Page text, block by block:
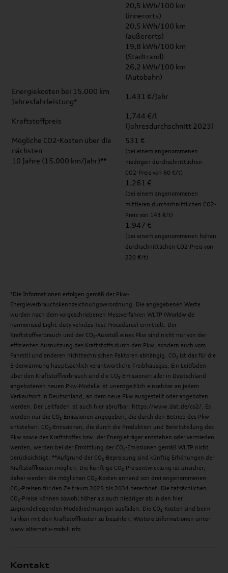
20,5 kWh/100 km
(innerorts)
20,5 kWh/100 km
(außerorts)
19,8 kWh/100 km
(Stadtrand)
26,2 kWh/100 km
(Autobahn)
Energiekosten bei 15.000 km
Jahresfahrleistung*
1.431 €/Jahr
Kraftstoffpreis
1,744 €/l
(Jahresdurchschnitt 2023)
Mögliche CO2-Kosten über die
nächsten
10 Jahre (15.000 km/Jahr)**
531 €
(bei einem angenommenen
niedrigen durchschnittlichen
CO2-Preis von 60 €/t)
1.261 €
(bei einem angenommenen
mittleren durchschnittlichen CO2-
Preis von 143 €/t)
1.947 €
(bei einem angenommenen hohen
durchschnittlichen CO2-Preis von
220 €/t)
*Die Informationen erfolgen gemäß der Pkw-
Energieverbrauchskennzeichnungsverordnung. Die angegebenen Werte
wurden nach dem vorgeschriebenen Messverfahren WLTP (Worldwide
harmonised Light-duty vehicles Test Procedures) ermittelt. Der
Kraftstoffverbrauch und der CO₂-Ausstoß eines Pkw sind nicht nur von der
effizienten Ausnutzung des Kraftstoffs durch den Pkw, sondern auch vom
Fahrstil und anderen nichttechnischen Faktoren abhängig. CO₂ ist das für die
Erderwärmung hauptsächlich verantwortliche Treibhausgas. Ein Leitfaden
über den Kraftstoffverbrauch und die CO₂-Emissionen aller in Deutschland
angebotenen neuen Pkw-Modelle ist unentgeltlich einsehbar an jedem
Verkaufsort in Deutschland, an dem neue Pkw ausgestellt oder angeboten
werden. Der Leitfaden ist auch hier abrufbar: https://www.dat.de/co2/. Es
werden nur die CO₂-Emissionen angegeben, die durch den Betrieb des Pkw
entstehen. CO₂-Emissionen, die durch die Produktion und Bereitstellung des
Pkw sowie des Kraftstoffes bzw. der Energieträger entstehen oder vermieden
werden, werden bei der Ermittlung der CO₂-Emissionen gemäß WLTP nicht
berücksichtigt. **Aufgrund der CO₂-Bepreisung sind künftig Erhöhungen der
Kraftstoffkosten möglich. Die künftige CO₂-Preisentwicklung ist unsicher,
daher werden die möglichen CO₂-Kosten anhand von drei angenommenen
CO₂-Preisen für den Zeitraum 2025 bis 2034 berechnet. Die tatsächlichen
CO₂-Preise können sowohl höher als auch niedriger als in den hier
zugrundeliegenden Modellrechnungen ausfallen. Die CO₂-Kosten sind beim
Tanken mit den Kraftstoffkosten zu bezahlen. Weitere Informationen unter
www.alternativ-mobil.info
Kontakt